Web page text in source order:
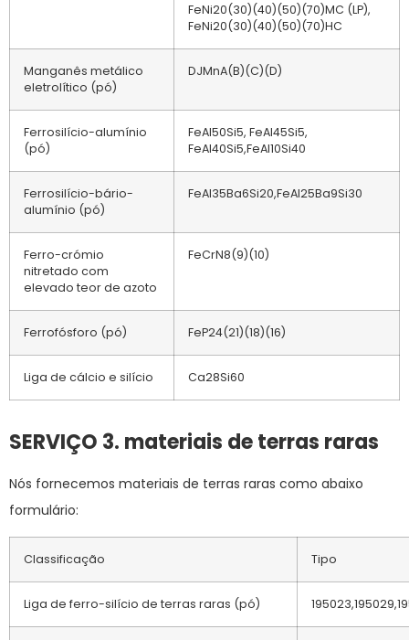
FeNi20(30)(40)(50)(70)MC (LP),
FeNi20(30)(40)(50)(70)HC
Manganês metálico
eletrolítico (pó)
DJMnA(B)(C)(D)
Ferrosilício-alumínio
(pó)
FeAl50Si5, FeAl45Si5,
FeAl40Si5,FeAl10Si40
Ferrosilício-bário-
alumínio (pó)
FeAl35Ba6Si20,FeAl25Ba9Si30
Ferro-crómio
nitretado com
elevado teor de azoto
FeCrN8(9)(10)
Ferrofósforo (pó) FeP24(21)(18)(16)
Liga de cálcio e silício Ca28Si60
SERVIÇO 3. materiais de terras raras
Nós fornecemos materiais de terras raras como abaixo
formulário:
Classificação Tipo
Liga de ferro-silício de terras raras (pó)